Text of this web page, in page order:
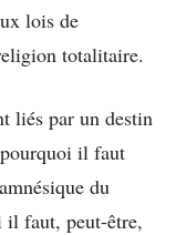
lois de
totalitaire.
liés par un destin
il faut
du
il faut, peut-être,